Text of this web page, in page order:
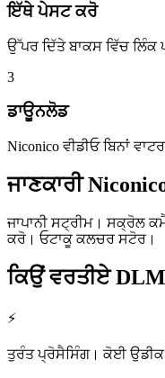
ਇੱਥੇ ਪੇਸਟ ਕਰੋ
ਉੱਪਰ ਦਿੱਤੇ ਬਾਕਸ ਵਿੱਚ ਲਿੰਕ
3
ਡਾਊਨਲੋਡ
Niconico ਵੀਡੀਓ ਬਿਨਾਂ
ਜਾਣਕਾਰੀ
ਜਾਪਾਨੀ ਸਟ੍ਰੀਮ। ਸਕ੍ਰੋਲ
ਕਰੋ। ਓਟਾਕੂ ਕਲਚਰ ਸਟੋਰ।
ਕਿਉਂ ਵਰਤੀਏ
⚡
ਤੁਰੰਤ ਪ੍ਰੋਸੈਸਿੰਗ। ਕੋਈ ਉਡੀਕ